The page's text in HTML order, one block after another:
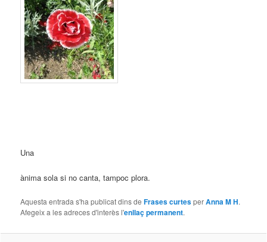
Una
ànima sola si no canta, tampoc plora.
Aquesta entrada s'ha publicat dins deFrases curtesperAnna M H.
Afegeix a les adreces d'interès l'enllaç permanent.